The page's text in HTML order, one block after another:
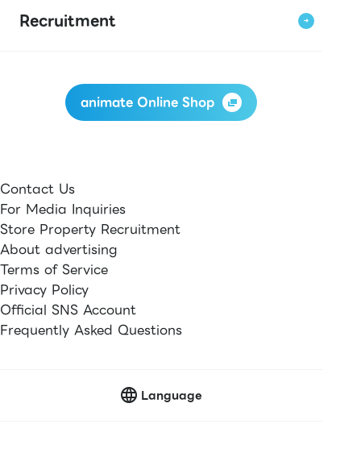
Recruitment
animate Online Shop
Contact Us
For Media Inquiries
Store Property Recruitment
About advertising
Terms of Service
Privacy Policy
Official SNS Account
Frequently Asked Questions
Language